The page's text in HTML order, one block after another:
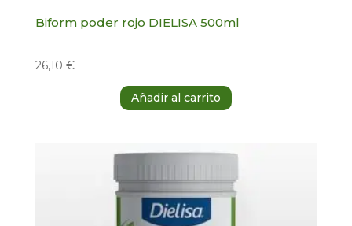
Biform poder rojo DIELISA 500ml
26,10 €
Añadir al carrito